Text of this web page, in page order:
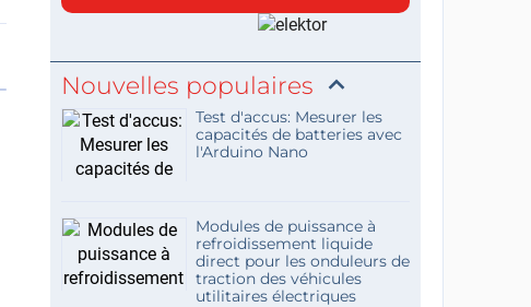
Nouvelles populaires
Test d'accus: Mesurer les
capacités de batteries avec
l'Arduino Nano
Modules de puissance à
refroidissement liquide
direct pour les onduleurs de
traction des véhicules
utilitaires électriques